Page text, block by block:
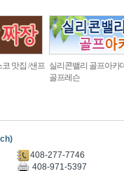
맛집 /샌프 실리콘밸리 골프아카
골프레슨
408-277-7746
408-971-5397